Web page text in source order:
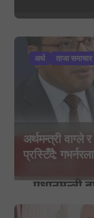
अर्थ ताजा समाचार
अर्थमन्त्री वाग्ले
प्रस्टिँदै: